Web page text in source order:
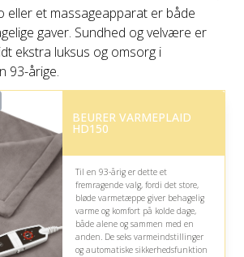
eller et massageapparat er både
gaver. Sundhed og velvære er
ekstra luksus og omsorg i
93-årige.
BEURER VARMEPLAID
HD150
Til en 93-årig er dette et
fremragende valg, fordi det store,
bløde varmetæppe giver behagelig
varme og komfort på kolde dage,
både alene og sammen med en
anden. De seks varmeindstillinger
og automatiske sikkerhedsfunktion